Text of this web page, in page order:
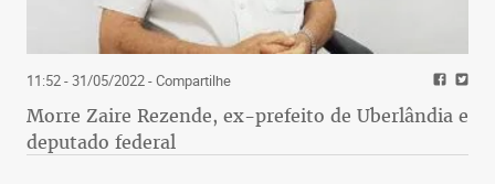
11:52 - 31/05/2022- Compartilhe
Morre Zaire Rezende, ex-prefeito de Uberlândia e
deputado federal